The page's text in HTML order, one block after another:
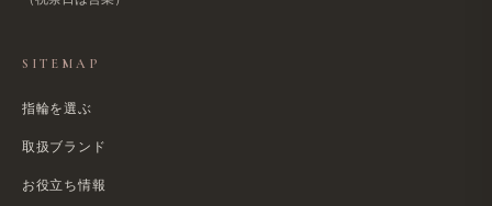
SITEMAP
指輪を選ぶ
取扱ブランド
お役立ち情報